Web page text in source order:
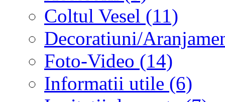
Coltul Vesel (11)
Decoratiuni/
Foto-Video (14)
Informatii utile (6)